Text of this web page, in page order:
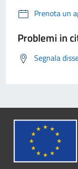
Prenota un
Problemi in
Segnala